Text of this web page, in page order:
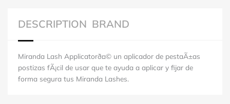
DESCRIPTION BRAND
Miranda Lash Applicatorð¤© un aplicador de pestaÃ±as
postizas fÃ¡cil de usar que te ayuda a aplicar y fijar de
forma segura tus Miranda Lashes.